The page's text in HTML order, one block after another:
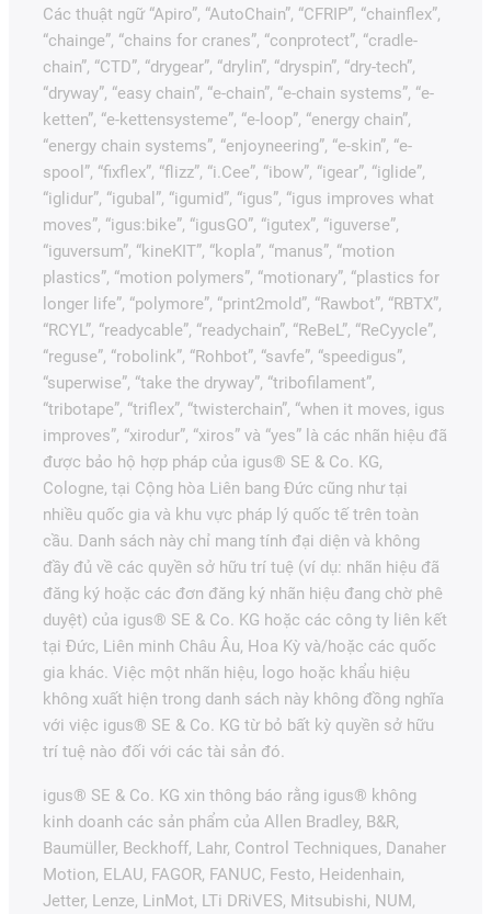
Các thuật ngữ “Apiro”, “AutoChain”, “CFRIP”, “chainflex”,
“chainge”, “chains for cranes”, “conprotect”, “cradle-
chain”, “CTD”, “drygear”, “drylin”, “dryspin”, “dry-tech”,
“dryway”, “easy chain”, “e-chain”, “e-chain systems”, “e-
ketten”, “e-kettensysteme”, “e-loop”, “energy chain”,
“energy chain systems”, “enjoyneering”, “e-skin”, “e-
spool”, “fixflex”, “flizz”, “i.Cee”, “ibow”, “igear”, “iglide”,
“iglidur”, “igubal”, “igumid”, “igus”, “igus improves what
moves”, “igus:bike”, “igusGO”, “igutex”, “iguverse”,
“iguversum”, “kineKIT”, “kopla”, “manus”, “motion
plastics”, “motion polymers”, “motionary”, “plastics for
longer life”, “polymore”, “print2mold”, “Rawbot”, “RBTX”,
“RCYL”, “readycable”, “readychain”, “ReBeL”, “ReCyycle”,
“reguse”, “robolink”, “Rohbot”, “savfe”, “speedigus”,
“superwise”, “take the dryway”, “tribofilament”,
“tribotape”, “triflex”, “twisterchain”, “when it moves, igus
improves”, “xirodur”, “xiros” và “yes” là các nhãn hiệu đã
được bảo hộ hợp pháp của igus® SE & Co. KG,
Cologne, tại Cộng hòa Liên bang Đức cũng như tại
nhiều quốc gia và khu vực pháp lý quốc tế trên toàn
cầu. Danh sách này chỉ mang tính đại diện và không
đầy đủ về các quyền sở hữu trí tuệ (ví dụ: nhãn hiệu đã
đăng ký hoặc các đơn đăng ký nhãn hiệu đang chờ phê
duyệt) của igus® SE & Co. KG hoặc các công ty liên kết
tại Đức, Liên minh Châu Âu, Hoa Kỳ và/hoặc các quốc
gia khác. Việc một nhãn hiệu, logo hoặc khẩu hiệu
không xuất hiện trong danh sách này không đồng nghĩa
với việc igus® SE & Co. KG từ bỏ bất kỳ quyền sở hữu
trí tuệ nào đối với các tài sản đó.
igus® SE & Co. KG xin thông báo rằng igus® không
kinh doanh các sản phẩm của Allen Bradley, B&R,
Baumüller, Beckhoff, Lahr, Control Techniques, Danaher
Motion, ELAU, FAGOR, FANUC, Festo, Heidenhain,
Jetter, Lenze, LinMot, LTi DRiVES, Mitsubishi, NUM,